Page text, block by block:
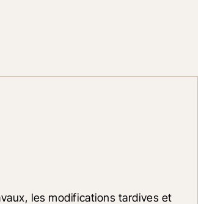
les modifications tardives et